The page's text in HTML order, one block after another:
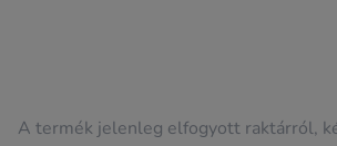
A termék jelenleg elfogyott raktárról,